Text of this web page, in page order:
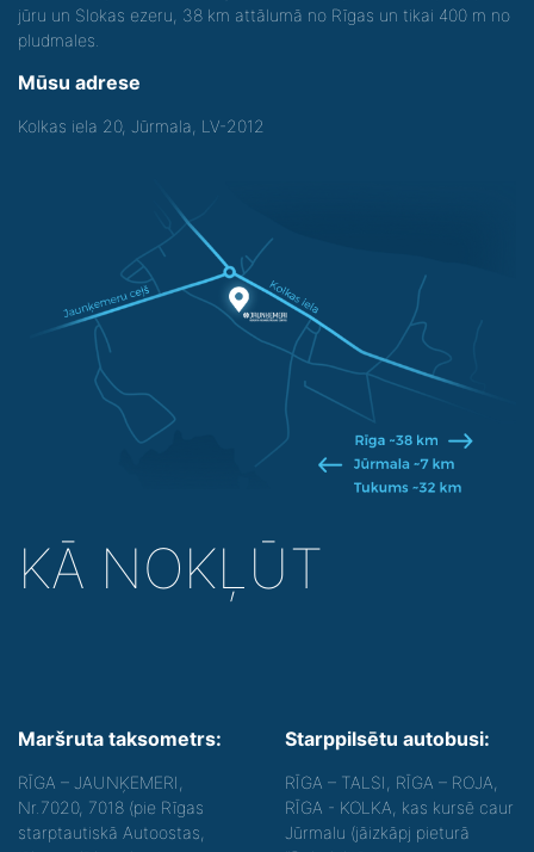
jūru un Slokas ezeru, 38 km attālumā no Rīgas un tikai 400 m no
pludmales.
Mūsu adrese
Kolkas iela 20, Jūrmala, LV-2012
KĀ NOKĻŪT
Maršruta taksometrs:
RĪGA – JAUNĶEMERI,
Nr.7020, 7018 (pie Rīgas
starptautiskā Autoostas,
Starppilsētu autobusi:
RĪGA – TALSI, RĪGA – ROJA,
RĪGA - KOLKA, kas kursē caur
Jūrmalu (jāizkāpj pieturā